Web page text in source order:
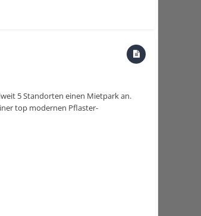
5 Standorten einen Mietpark an.
top modernen Pflaster-